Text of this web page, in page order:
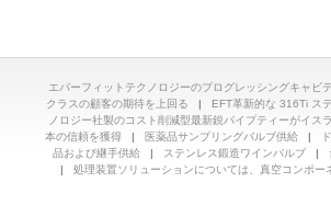
エバーフィットテクノロジーのプログレッシングキャ
クラスの顧客の期待を上回る | EFT革新的な 316Ti ス
ノロジー社製のコスト削減型最新鋭パイプティーがイス
本の信頼を獲得 | 医薬品サンプリングバルブ供給 |
品および継手供給 | ステンレス鍛造ワインバルブ |
|処理装置ソリューションについては、真空コンポ